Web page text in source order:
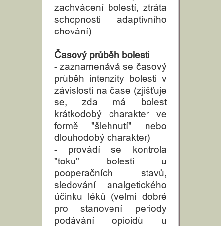
zachvácení bolestí, ztráta
schopnosti adaptivního
chování)
Časový průběh bolesti
- zaznamenává se časový
průběh intenzity bolesti v
závislosti na čase (zjišťuje
se, zda má bolest
krátkodobý charakter ve
formě "šlehnutí" nebo
dlouhodobý charakter)
- provádí se kontrola
"toku" bolesti u
pooperačních stavů,
sledování analgetického
účinku léků (velmi dobré
pro stanovení periody
podávání opioidů u